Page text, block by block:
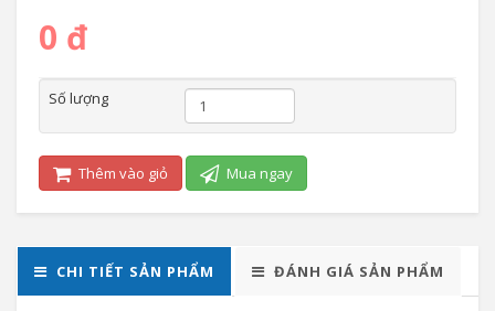
0 đ
Số lượng
Thêm vào giỏ Mua ngay
CHI TIẾT SẢN PHẨM ĐÁNH GIÁ SẢN PHẨM